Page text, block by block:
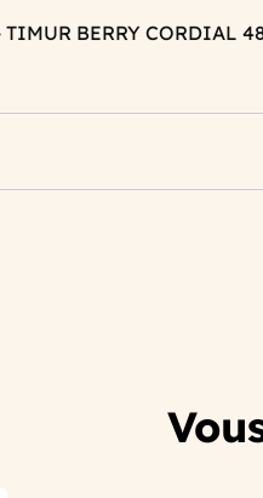
BERRY CORDIAL